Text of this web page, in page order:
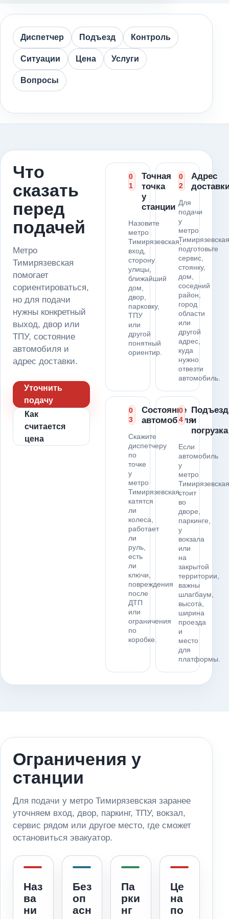
Диспетчер Подъезд Контроль
Ситуации Цена Услуги
Вопросы
Что
сказать
перед
подачей
Метро
Тимирязевская
помогает
сориентироваться,
но для подачи
нужны конкретный
выход, двор или
ТПУ, состояние
автомобиля и
адрес доставки.
Уточнить
подачу
Как
считается
цена
0
1
Точная
точка
у
станции
Назовите
метро
Тимирязевская,
вход,
сторону
улицы,
ближайший
дом,
двор,
парковку,
ТПУ
или
другой
понятный
ориентир.
0
2
Адрес
Для
подачи
у
метро
Тимирязевская
подготовьте
сервис,
стоянку,
дом,
соседний
район,
город
области
или
другой
адрес,
куда
нужно
отвезти
автомобиль.
0
3
Состояние
автомобиля
Скажите
диспетчеру
по
точке
у
метро
Тимирязевская,
катятся
ли
колеса,
работает
ли
руль,
есть
ли
ключи,
повреждения
после
ДТП
или
ограничения
по
коробке.
0
4
Подъезд
и
погрузка
Если
автомобиль
у
метро
Тимирязевская
стоит
во
дворе,
паркинге,
у
вокзала
или
на
закрытой
территории,
важны
шлагбаум,
высота,
ширина
проезда
и
место
для
платформы.
Ограничения у
станции
Для подачи у метро Тимирязевская заранее
уточняем вход, двор, паркинг, ТПУ, вокзал,
сервис рядом или другое место, где сможет
остановиться эвакуатор.
Наз
ва
ни
Без
оп
асн
Па
рки
нг
Це
на
по